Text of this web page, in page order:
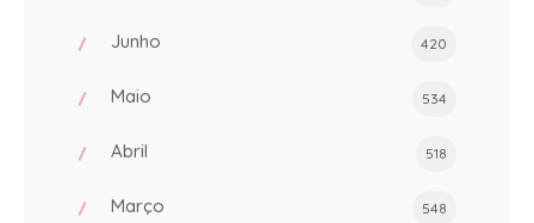
Junho 420
Maio 534
Abril 518
Março 548